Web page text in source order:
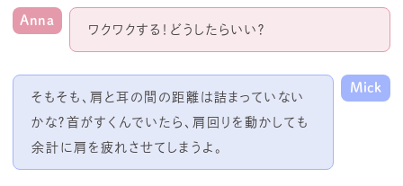
Anna
ワクワクする！どうしたらいい？
そもそも、肩と耳の間の距離は詰まっていない
かな？首がすくんでいたら、肩回りを動かしても
余計に肩を疲れさせてしまうよ。
Mick